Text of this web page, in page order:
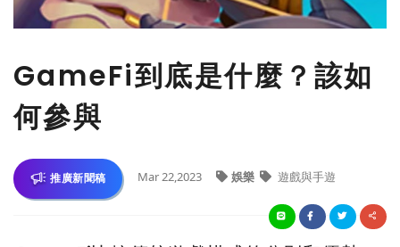
GameFi到底是什麼？該如
何參與
推廣新聞稿 Mar 22,2023 娛樂 遊戲與手遊